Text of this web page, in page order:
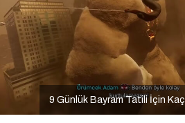
9 Günlük Bayram Tatili İçin